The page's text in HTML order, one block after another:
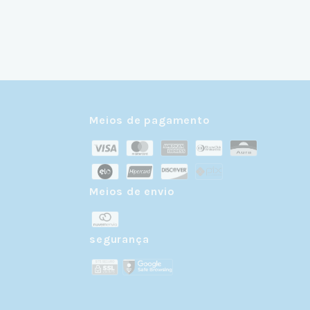
Meios de pagamento
Meios de envio
segurança